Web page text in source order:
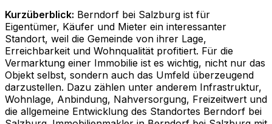
Kurzüberblick: Berndorf bei Salzburg ist für
Eigentümer, Käufer und Mieter ein interessanter
Standort, weil die Gemeinde von ihrer Lage,
Erreichbarkeit und Wohnqualität profitiert. Für die
Vermarktung einer Immobilie ist es wichtig, nicht nur das
Objekt selbst, sondern auch das Umfeld überzeugend
darzustellen. Dazu zählen unter anderem Infrastruktur,
Wohnlage, Anbindung, Nahversorgung, Freizeitwert und
die allgemeine Entwicklung des Standortes Berndorf bei